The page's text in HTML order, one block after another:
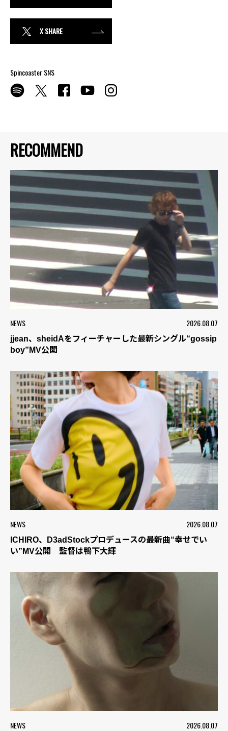
RECOMMEND
NEWS 2026.08.07
jjean、sheidAをフィーチャーした最新シングル“gossip
boy”MV公開
NEWS 2026.08.07
ICHIRO、D3adStockプロデュースの最新曲“幸せでい
い”MV公開 監督は鴨下大輝
NEWS 2026.08.07
X SHARE
Spincoaster SNS